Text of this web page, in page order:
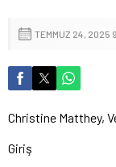
TEMMUZ 24, 2025
Christine Matthey,
Giriş